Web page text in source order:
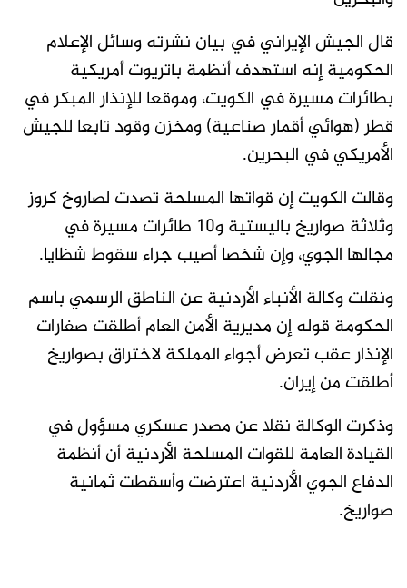
قال الجيش الإيراني في بيان نشرته ​وسائل الإعلام
الحكومية إنه استهدف أنظمة باتريوت أمريكية
بطائرات مسيرة في الكويت، وموقعا للإنذار المبكر في
قطر (هوائي أقمار صناعية) ومخزن وقود تابعا للجيش
الأمريكي في البحرين.
وقالت الكويت إن قواتها المسلحة تصدت لصاروخ كروز ​
وثلاثة صواريخ باليستية و10 طائرات مسيرة في
مجالها الجوي، وإن شخصا أصيب جراء سقوط شظايا.
ونقلت وكالة الأنباء الأردنية عن الناطق الرسمي باسم
الحكومة قوله إن مديرية الأمن العام أطلقت صفارات
الإنذار عقب تعرض أجواء المملكة لاختراق بصواريخ
أطلقت ‌من إيران.
وذكرت ⁠الوكالة نقلا عن مصدر عسكري مسؤول في
القيادة العامة للقوات المسلحة الأردنية أن أنظمة
الدفاع الجوي الأردنية اعترضت وأسقطت ثمانية
صواريخ.